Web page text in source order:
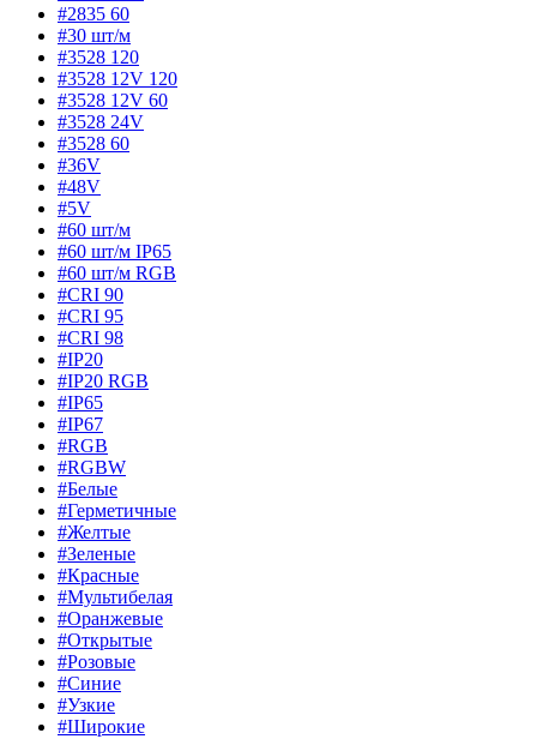
#2835 60
#30 шт/м
#3528 120
#3528 12V 120
#3528 12V 60
#3528 24V
#3528 60
#36V
#48V
#5V
#60 шт/м
#60 шт/м IP65
#60 шт/м RGB
#CRI 90
#CRI 95
#CRI 98
#IP20
#IP20 RGB
#IP65
#IP67
#RGB
#RGBW
#Белые
#Герметичные
#Желтые
#Зеленые
#Красные
#Мультибелая
#Оранжевые
#Открытые
#Розовые
#Синие
#Узкие
#Широкие